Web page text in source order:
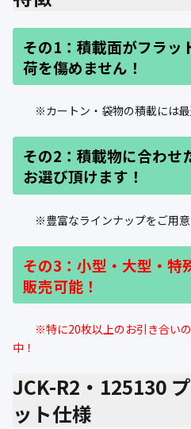
その1：積載面がフラッ
荷を傷めません！
※カートン・袋物の積載には最
その2：積載物に合わせ
お選び頂けます！
※豊富なラインナップをご用意
その3：小型・大型・特
販売可能！
※特に20枚以上のお引き合い
中！
JCK-R2・125130
ット仕様